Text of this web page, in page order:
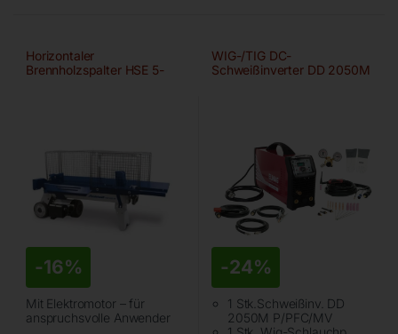
Horizontaler
Brennholzspalter HSE 5-
-16%
Mit Elektromotor – für
anspruchsvolle Anwender
WIG-/TIG DC-
Schweißinverter DD 2050M
-24%
1 Stk.Schweißinv. DD
2050M P/PFC/MV